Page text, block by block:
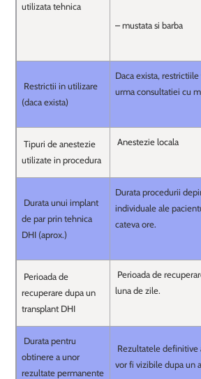
utilizata tehnica
– mustata si barba
Restrictii in utilizare
(daca exista)
Daca exista,
urma consultatiei cu
Tipuri de anestezie
utilizate in procedura
Anestezie locala
Durata unui implant
de par prin tehnica
DHI (aprox.)
Durata procedurii
individuale ale
cateva ore.
Perioada de
recuperare dupa un
transplant DHI
Perioada de
luna de zile.
Durata pentru
obtinere a unor
rezultate permanente
Rezultatele definitive
vor fi vizibile dupa un